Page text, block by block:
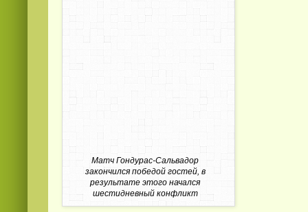
Матч Гондурас-Сальвадор
закончился победой гостей, в
результате этого начался
шестидневный конфликт